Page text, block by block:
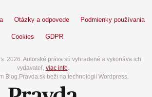
Otázky a odpovede Podmienky používania
Cookies GDPR
2026. Autorské práva sú vyhradené a vykonáva ich
vydavateľ, viac info.
Blog.Pravda.sk beží na technológií Wordpress.